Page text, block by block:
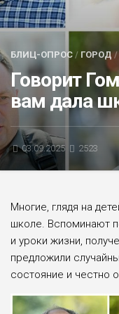
БЛИЦ-ОПРОС
АФИША
БЛИЦ-ОПРОС / ГОРОД/
Говорит
вам дала
03.09.2025 2523
Многие, глядя на
школе. Вспоминают
и уроки жизни,
предложили
состояние и чест­но